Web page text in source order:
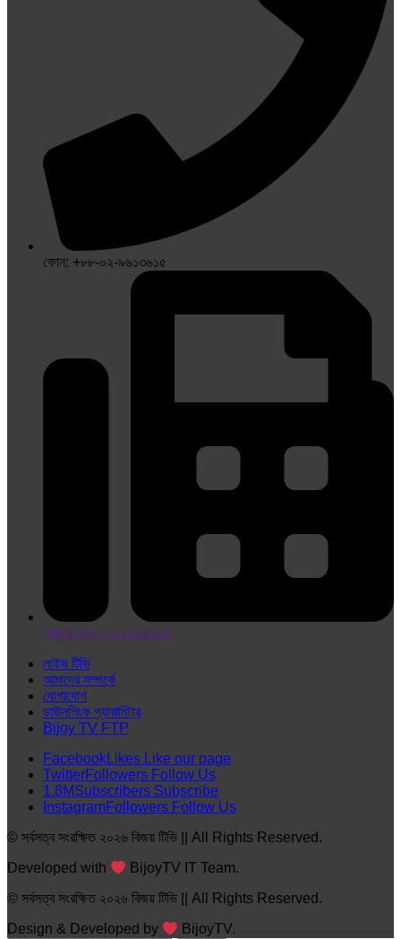
ফোন: +৮৮-০২-৯৬১৩৬১৫
ফ্যাক্সঃ +৮৮-০২-৯৬৬৪৯৮৪
লাইভ টিভি
আমাদের সম্পর্কে
যোগাযোগ
ডাউনলিংক প্যারামিটার
Bijoy TV FTP
FacebookLikes Like our page
TwitterFollowers Follow Us
1.8MSubscribers Subscribe
InstagramFollowers Follow Us
© সর্বসত্ব সংরক্ষিত ২০২৬ বিজয় টিভি || All Rights Reserved.
Developed with
BijoyTV IT Team.
© সর্বসত্ব সংরক্ষিত ২০২৬ বিজয় টিভি || All Rights Reserved.
Design & Developed by BijoyTV.